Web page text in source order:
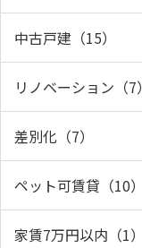
中古戸建（15）
リノベーション（7）
差別化（7）
ペット可賃貸（10）
家賃7万円以内（1）